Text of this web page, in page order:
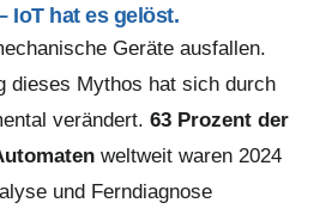
IoT hat es gelöst.
Geräte ausfallen.
dieses Mythos hat sich durch
verändert. 63 Prozent der
weltweit waren 2024
und Ferndiagnose